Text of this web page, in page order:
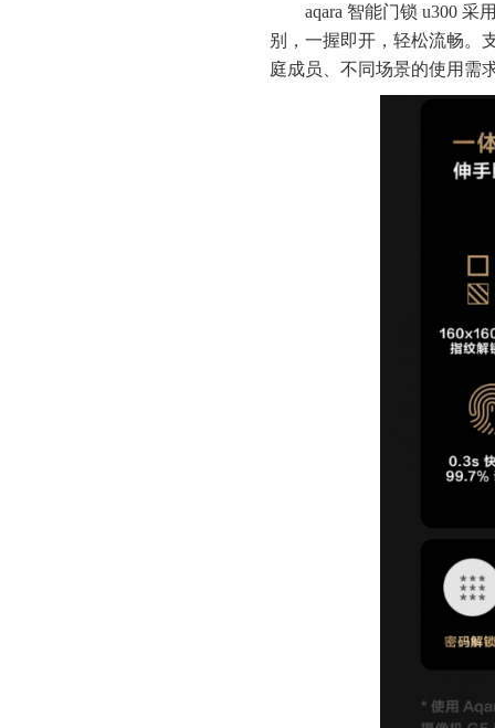
aqara 智能门锁 u300 采
别，一握即开，轻松流畅。
庭成员、不同场景的使用需